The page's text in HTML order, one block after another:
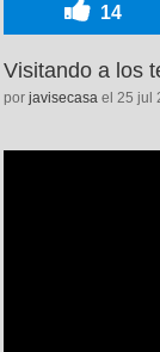
14
Visitando a los
por javisecasa el 25 jul